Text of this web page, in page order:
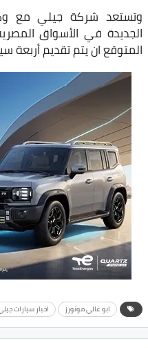
وتستعد شركة جيلي مع
الجديدة في الأسواق
المتوقع ان يتم تقديم أربعة
ابو غالي موتورز اخبار سيارات